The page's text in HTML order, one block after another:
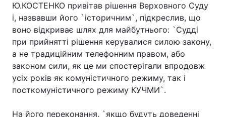
Ю.КОСТЕНКО привітав рішення Верховного Суду
і, назвавши його `історичним`, підкреслив, що
воно відкриває шлях для майбутнього: `Судді
при прийнятті рішення керувалися силою закону,
а не традиційним телефонним правом, або
законом сили, як це ми спостерігали впродовж
усіх років як комуністичного режиму, так і
посткомуністичного режиму КУЧМИ`.
На його переконання, `якщо будуть доведенні